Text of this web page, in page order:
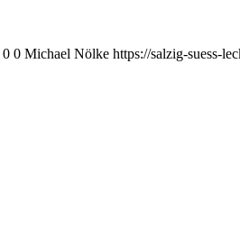
0 0 Michael Nölke https://salzig-suess-